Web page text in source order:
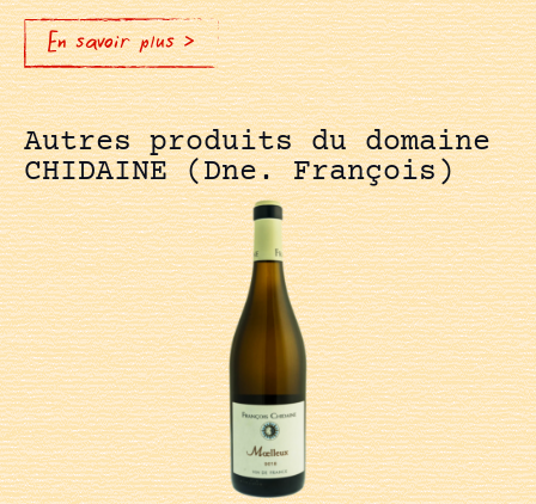
En savoir plus >
Autres produits du domaine
CHIDAINE (Dne. François)